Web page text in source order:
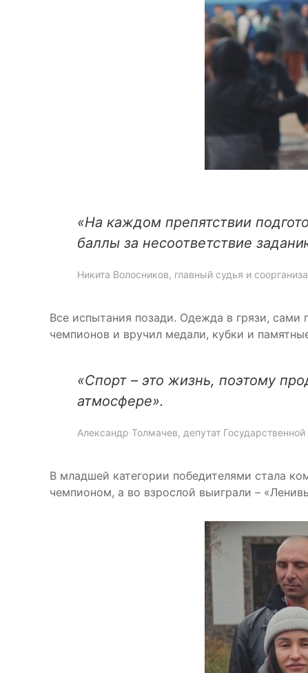
«На каждом препятствии
баллы за несоответствие
Никита Волосников, главный судья и
Все испытания позади. Одежда в грязи,
чемпионов и вручил медали, кубки и
«Спорт – это жизнь, поэтому
атмосфере».
Александр Толмачев, депутат
В младшей категории победителями стала
чемпионом, а во взрослой выиграли –